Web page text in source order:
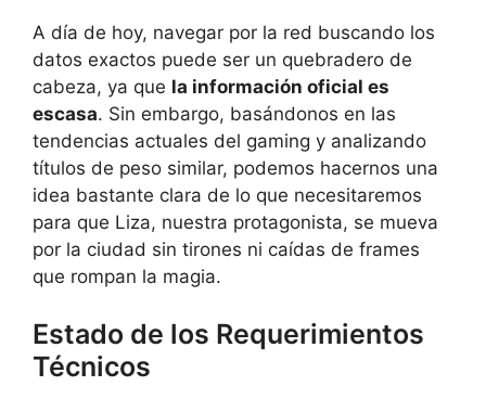
A día de hoy, navegar por la red buscando los
datos exactos puede ser un quebradero de
cabeza, ya que la información oficial es
escasa. Sin embargo, basándonos en las
tendencias actuales del gaming y analizando
títulos de peso similar, podemos hacernos una
idea bastante clara de lo que necesitaremos
para que Liza, nuestra protagonista, se mueva
por la ciudad sin tirones ni caídas de frames
que rompan la magia.
Estado de los Requerimientos
Técnicos